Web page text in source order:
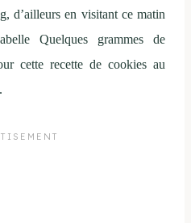
d’ailleurs en visitant ce matin
Quelques grammes de
cette recette de cookies au